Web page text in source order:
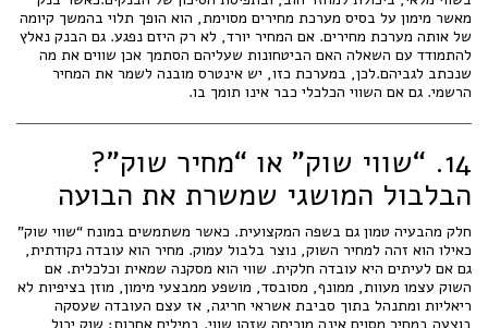
מאשר מימון על בסיס מערכת מחירים מסוימת, הוא הופך תלוי בהמשך קיומה
של אותה מערכת מחירים. אם המחיר יורד, לא רק היזם נפגע. גם הבנק נאלץ
להתמודד עם השאלה האם הביטחונות שעליהם הסתמך אכן שווים את מה
שנכתב לגביהם.לכן, במערכת כזו, יש אינטרס מובנה לשמר את המחיר
הרשמי. גם אם השווי הכלכלי כבר אינו תומך בו.
14. “שווי שוק” או “מחיר שוק”?
הבלבול המושגי שמשרת את הבועה
חלק מהבעיה טמון גם בשפה המקצועית. כאשר משתמשים במונח “שווי שוק”
כאילו הוא זהה למחיר השוק, נוצר בלבול עמוק. מחיר הוא עובדה נקודתית,
גם אם לעיתים היא עובדה חלקית. שווי הוא מסקנה שמאית וכלכלית. אם
השוק עצמו מעוות, ממונף, מסובסד, מושפע ממבצעי מימון, מוזן בציפיות לא
ריאליות ומתנהל בתוך סביבת אשראי חריגה, אז עצם העובדה שעסקה